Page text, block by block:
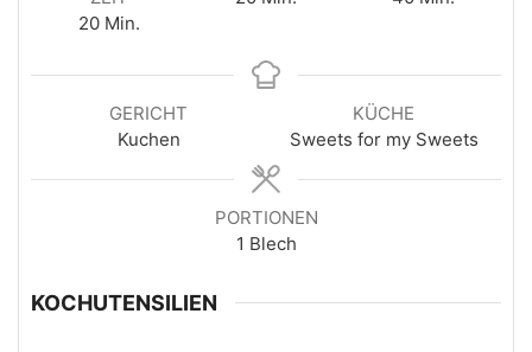
20 Min.
GERICHT
Kuchen
KÜCHE
Sweets for my Sweets
PORTIONEN
1 Blech
KOCHUTENSILIEN